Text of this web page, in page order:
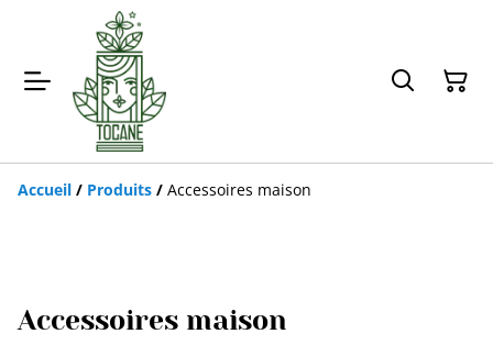
Accueil / Produits / Accessoires maison
Accessoires maison